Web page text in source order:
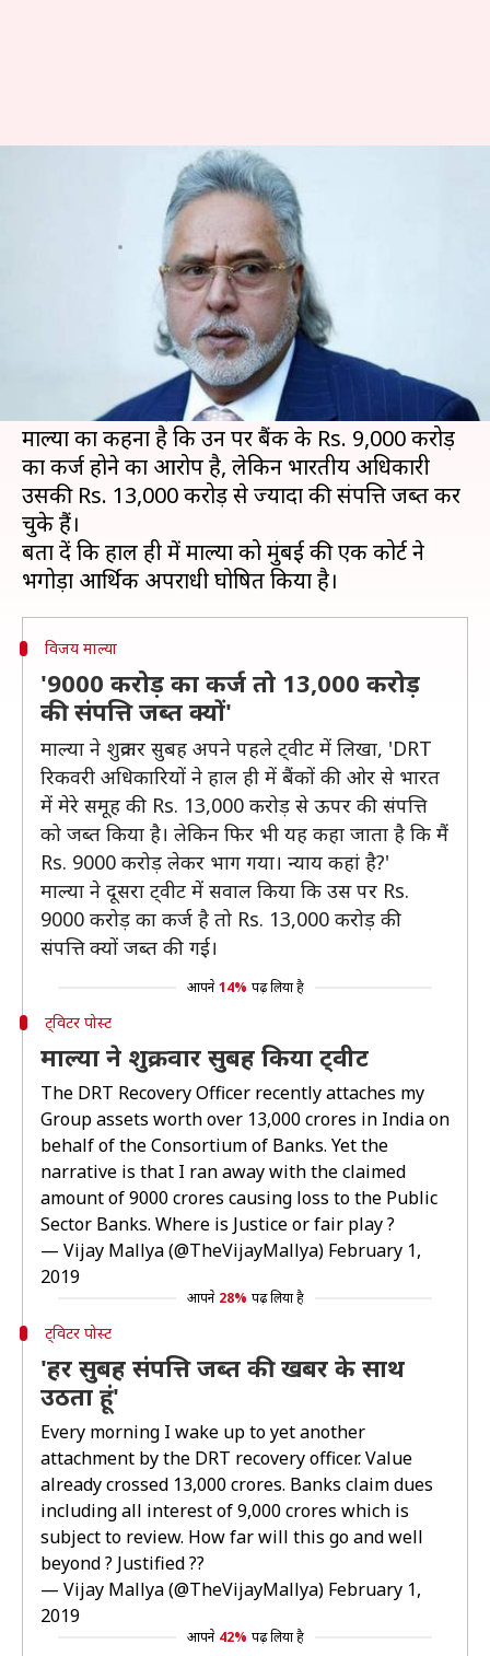
देश के पैसे लेकर भागा विजय माल्या
अब पूछ रहा- कहां है न्याय?
Feb 01, 2019 12:39 pm
शुक्रवार की सुबह जब देश बजट का इंतजार कर रहा था,
विजय माल्या ने ट्वीट करते हुए खुद की संपत्ति जब्त किए
जाने पर सवाल खड़े किए।
माल्या का कहना है कि उन पर बैंक के Rs. 9,000 करोड़
का कर्ज होने का आरोप है, लेकिन भारतीय अधिकारी
उसकी Rs. 13,000 करोड़ से ज्यादा की संपत्ति जब्त कर
चुके हैं।
बता दें कि हाल ही में माल्या को मुंबई की एक कोर्ट ने
विजय माल्या
'9000 करोड़ का कर्ज तो 13,000 करोड़
की संपत्ति जब्त क्यों'
माल्या ने शुक्रवार सुबह अपने पहले ट्वीट में लिखा, 'DRT
रिकवरी अधिकारियों ने हाल ही में बैंकों की ओर से भारत
में मेरे समूह की Rs. 13,000 करोड़ से ऊपर की संपत्ति
को जब्त किया है। लेकिन फिर भी यह कहा जाता है कि मैं
Rs. 9000 करोड़ लेकर भाग गया। न्याय कहां है?'
माल्या ने दूसरा ट्वीट में सवाल किया कि उस पर Rs.
9000 करोड़ का कर्ज है तो Rs. 13,000 करोड़ की
संपत्ति क्यों जब्त की गई।
आपने 14% पढ़ लिया है
ट्विटर पोस्ट
माल्या ने शुक्रवार सुबह किया ट्वीट
The DRT Recovery Officer recently attaches my
Group assets worth over 13,000 crores in India on
behalf of the Consortium of Banks. Yet the
narrative is that I ran away with the claimed
amount of 9000 crores causing loss to the Public
Sector Banks. Where is Justice or fair play ?
— Vijay Mallya (@TheVijayMallya) February 1,
2019
आपने 28% पढ़ लिया है
ट्विटर पोस्ट
'हर सुबह संपत्ति जब्त की खबर के साथ
उठता हूं'
Every morning I wake up to yet another
attachment by the DRT recovery officer. Value
already crossed 13,000 crores. Banks claim dues
including all interest of 9,000 crores which is
subject to review. How far will this go and well
beyond ? Justified ??
— Vijay Mallya (@TheVijayMallya) February 1,
2019
आपने 42% पढ़ लिया है